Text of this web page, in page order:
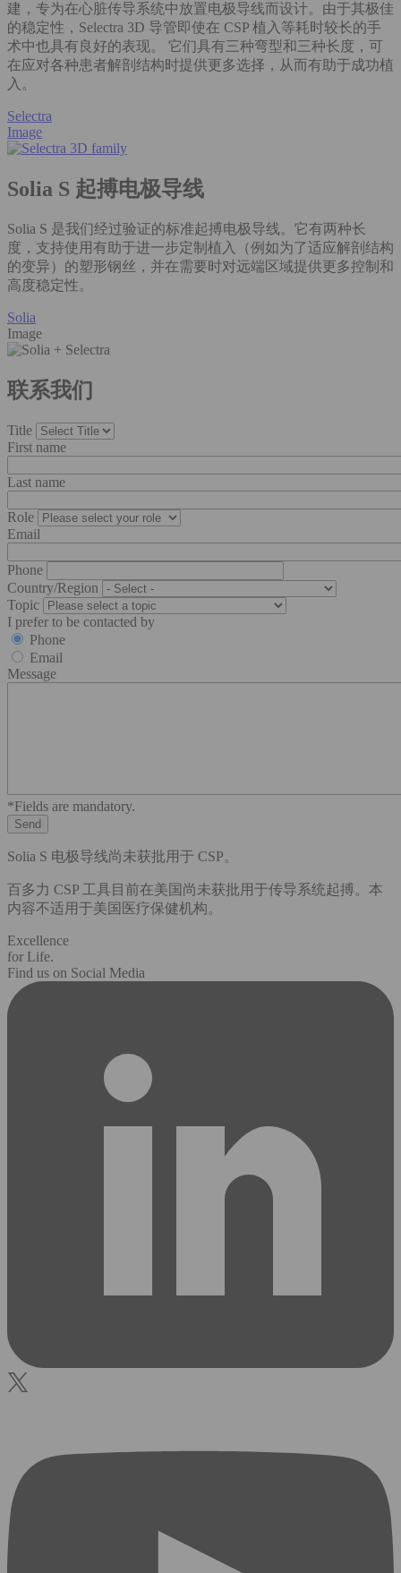
建，专为在心脏传导系统中放置电极导线而设计。由于其极佳
的稳定性，Selectra 3D 导管即使在 CSP 植入等耗时较长的手
术中也具有良好的表现。 它们具有三种弯型和三种长度，可
在应对各种患者解剖结构时提供更多选择，从而有助于成功植
入。
Selectra
Image
Solia S 起搏电极导线
Solia S 是我们经过验证的标准起搏电极导线。它有两种长
度，支持使用有助于进一步定制植入（例如为了适应解剖结构
的变异）的塑形钢丝，并在需要时对远端区域提供更多控制和
高度稳定性。
Solia
Image
联系我们
Title
First name
Last name
Role
Email
Phone
Country/Region
Topic
I prefer to be contacted by
Phone
Email
Message
*Fields are mandatory.
Solia S 电极导线尚未获批用于 CSP。
百多力 CSP 工具目前在美国尚未获批用于传导系统起搏。本
内容不适用于美国医疗保健机构。
Excellence
for Life.
Find us on Social Media